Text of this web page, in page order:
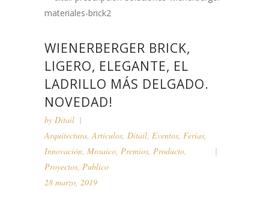
WIENERBERGER BRICK,
LIGERO, ELEGANTE, EL
LADRILLO MÁS DELGADO.
NOVEDAD!
by Ditail
Arquitectura,Artículos, Ditail, Eventos, Ferias,
Innovación, Mosaico, Premios, Producto,
Proyectos, Publico
28 marzo, 2019